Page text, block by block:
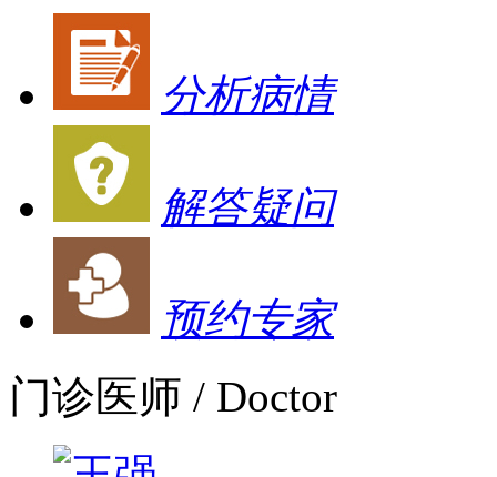
分析病情
解答疑问
预约专家
门诊医师 / Doctor